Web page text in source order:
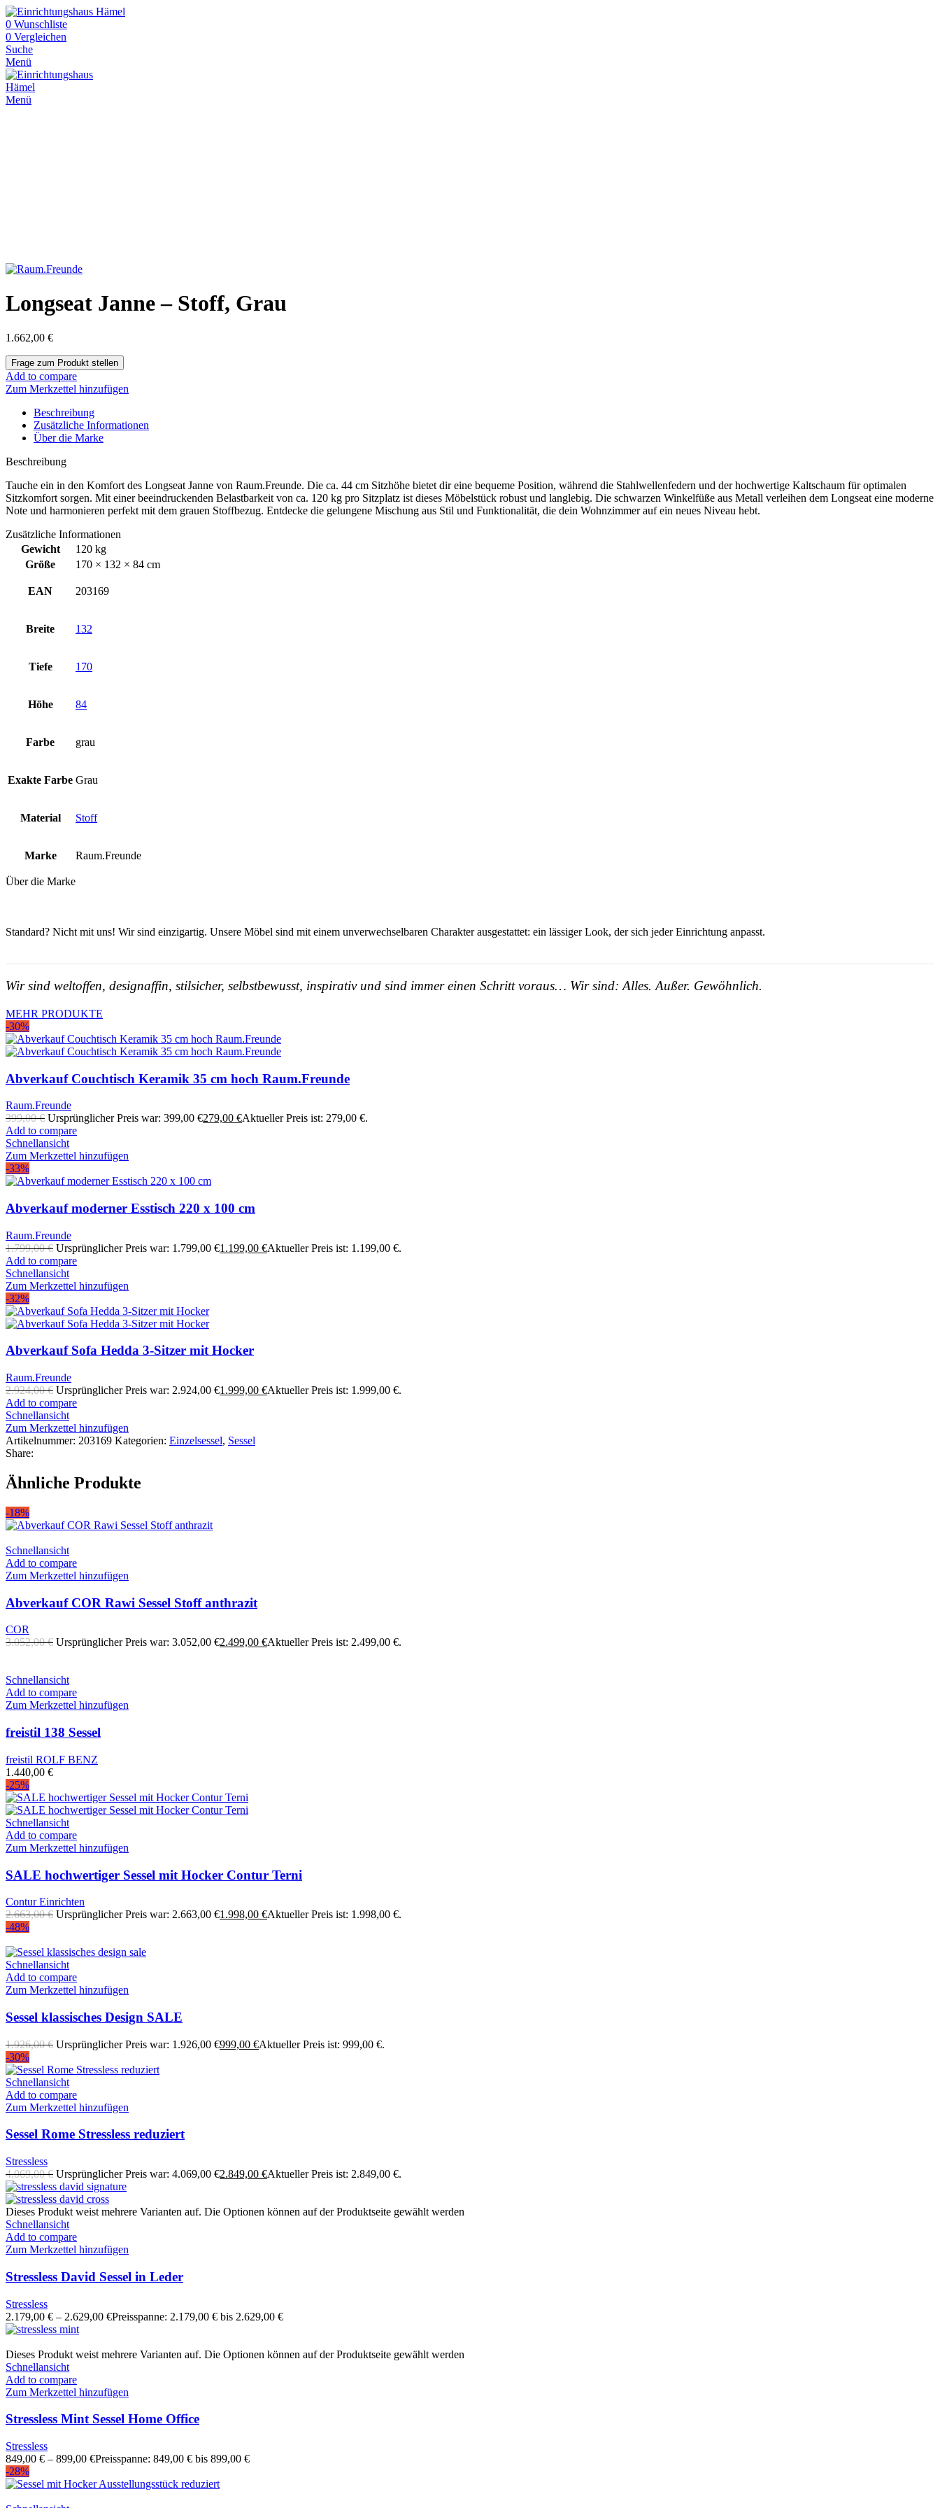
0 Wunschliste
0 Vergleichen
Suche
Menü
Menü
Longseat Janne – Stoff, Grau
1.662,00 €
Add to compare
Zum Merkzettel hinzufügen
Beschreibung
Zusätzliche Informationen
Über die Marke
Beschreibung
Tauche ein in den Komfort des Longseat Janne von Raum.Freunde. Die ca. 44 cm Sitzhöhe bietet dir eine bequeme Position, während die Stahlwellenfedern und der hochwertige Kaltschaum für optimalen
Sitzkomfort sorgen. Mit einer beeindruckenden Belastbarkeit von ca. 120 kg pro Sitzplatz ist dieses Möbelstück robust und langlebig. Die schwarzen Winkelfüße aus Metall verleihen dem Longseat eine moderne
Note und harmonieren perfekt mit dem grauen Stoffbezug. Entdecke die gelungene Mischung aus Stil und Funktionalität, die dein Wohnzimmer auf ein neues Niveau hebt.
Zusätzliche Informationen
Gewicht
120 kg
Größe
170 × 132 × 84 cm
EAN 203169
Breite 132
Tiefe 170
Höhe 84
Farbe grau
Exakte Farbe Grau
Material Stoff
Marke Raum.Freunde
Über die Marke
Standard? Nicht mit uns! Wir sind einzigartig. Unsere Möbel sind mit einem unverwechselbaren Charakter ausgestattet: ein lässiger Look, der sich jeder Einrichtung anpasst.
Wir sind weltoffen, designaffin, stilsicher, selbstbewusst, inspirativ und sind immer einen Schritt voraus… Wir sind: Alles. Außer. Gewöhnlich.
MEHR PRODUKTE
-30%
Abverkauf Couchtisch Keramik 35 cm hoch Raum.Freunde
Raum.Freunde
399,00€ Ursprünglicher Preis war: 399,00 €279,00 €Aktueller Preis ist: 279,00 €.
Add to compare
Schnellansicht
Zum Merkzettel hinzufügen
-33%
Abverkauf moderner Esstisch 220 x 100 cm
Raum.Freunde
1.799,00€ Ursprünglicher Preis war: 1.799,00 €1.199,00 €Aktueller Preis ist: 1.199,00 €.
Add to compare
Schnellansicht
Zum Merkzettel hinzufügen
-32%
Abverkauf Sofa Hedda 3-Sitzer mit Hocker
Raum.Freunde
2.924,00€ Ursprünglicher Preis war: 2.924,00 €1.999,00 €Aktueller Preis ist: 1.999,00 €.
Add to compare
Schnellansicht
Zum Merkzettel hinzufügen
Artikelnummer: 203169 Kategorien: Einzelsessel, Sessel
Share:
Ähnliche Produkte
-18%
Schnellansicht
Add to compare
Zum Merkzettel hinzufügen
Abverkauf COR Rawi Sessel Stoff anthrazit
COR
3.052,00€ Ursprünglicher Preis war: 3.052,00 €2.499,00 €Aktueller Preis ist: 2.499,00 €.
Schnellansicht
Add to compare
Zum Merkzettel hinzufügen
freistil 138 Sessel
freistil ROLF BENZ
1.440,00 €
-25%
Schnellansicht
Add to compare
Zum Merkzettel hinzufügen
SALE hochwertiger Sessel mit Hocker Contur Terni
Contur Einrichten
2.663,00€ Ursprünglicher Preis war: 2.663,00 €1.998,00 €Aktueller Preis ist: 1.998,00 €.
-48%
Schnellansicht
Add to compare
Zum Merkzettel hinzufügen
Sessel klassisches Design SALE
1.926,00€ Ursprünglicher Preis war: 1.926,00 €999,00 €Aktueller Preis ist: 999,00 €.
-30%
Schnellansicht
Add to compare
Zum Merkzettel hinzufügen
Sessel Rome Stressless reduziert
Stressless
4.069,00€ Ursprünglicher Preis war: 4.069,00 €2.849,00 €Aktueller Preis ist: 2.849,00 €.
Dieses Produkt weist mehrere Varianten auf. Die Optionen können auf der Produktseite gewählt werden
Schnellansicht
Add to compare
Zum Merkzettel hinzufügen
Stressless David Sessel in Leder
Stressless
2.179,00 € – 2.629,00 €Preisspanne: 2.179,00 € bis 2.629,00 €
Dieses Produkt weist mehrere Varianten auf. Die Optionen können auf der Produktseite gewählt werden
Schnellansicht
Add to compare
Zum Merkzettel hinzufügen
Stressless Mint Sessel Home Office
Stressless
849,00 € – 899,00 €Preisspanne: 849,00 € bis 899,00 €
-28%